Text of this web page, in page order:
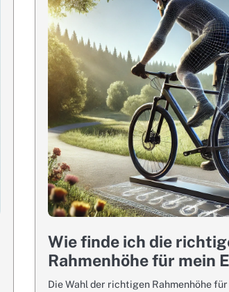
Wie finde ich die
Rahmenhöhe für mein
Die Wahl der richtigen Rahmenhöhe